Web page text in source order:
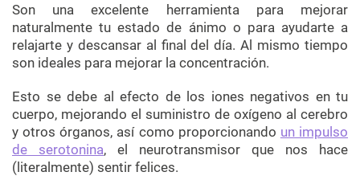
Son una excelente herramienta para mejorar
naturalmente tu estado de ánimo o para ayudarte a
relajarte y descansar al final del día. Al mismo tiempo
son ideales para mejorar la concentración.
Esto se debe al efecto de los iones negativos en tu
cuerpo, mejorando el suministro de oxígeno al cerebro
y otros órganos, así como proporcionando un impulso
de serotonina, el neurotransmisor que nos hace
(literalmente) sentir felices.